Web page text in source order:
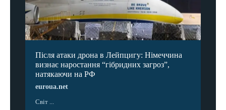
Після атаки дрона в Лейпцигу: Німеччина
визнає наростання “гібридних загроз”,
натякаючи на РФ
euroua.net
Світ ...